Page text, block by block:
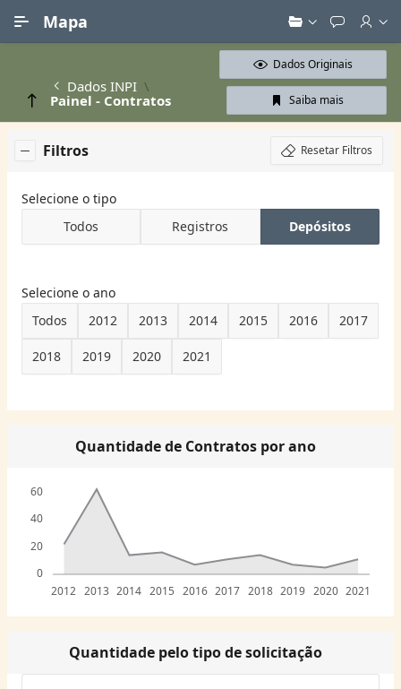
Mapa
Dados INPI
Painel - Contratos
Dados Originais
Saiba mais
Filtros Resetar Filtros
Selecione o tipo
Todos
Registros Depósitos
Selecione o ano
Todos
2012 2013 2014 2015 2016 2017
2018 2019 2020 2021
Quantidade de Contratos por ano
0
20
40
60
2012 2013 2014 2015 2016 2017 2018 2019 2020 2021
Quantidade pelo tipo de solicitação